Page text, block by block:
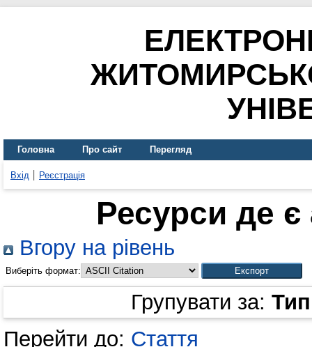
Головна Про сайт Перегляд
Вхід Реєстрація
Ресурси де
Вгору на рівень
Виберіть формат:
Групувати за:
Перейти до: Стаття